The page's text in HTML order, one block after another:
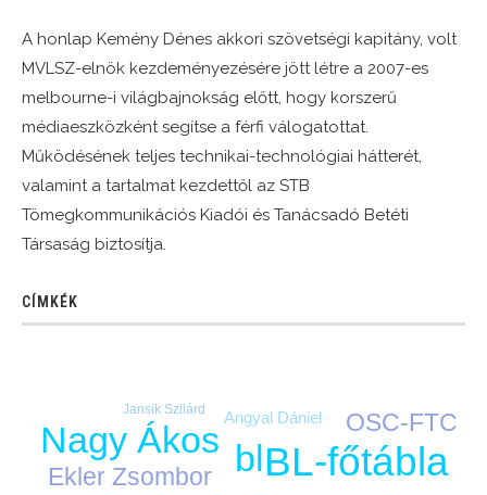
A honlap Kemény Dénes akkori szövetségi kapitány, volt
MVLSZ-elnök kezdeményezésére jött létre a 2007-es
melbourne-i világbajnokság előtt, hogy korszerű
médiaeszközként segítse a férfi válogatottat.
Működésének teljes technikai-technológiai hátterét,
valamint a tartalmat kezdettől az STB
Tömegkommunikációs Kiadói és Tanácsadó Betéti
Társaság biztosítja.
CÍMKÉK
BL-főtábla
bl
Nagy Ákos
Ekler Zsombor
OSC-FTC
Angyal Dániel
Jansik Szilárd